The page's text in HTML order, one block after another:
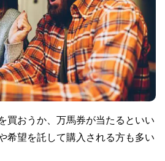
買おうか、万馬券が当たるといい
希望を託して購入される方も多い